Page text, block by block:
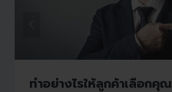
ทำอย่างไรให้ลูกค้าเลือกคุณ